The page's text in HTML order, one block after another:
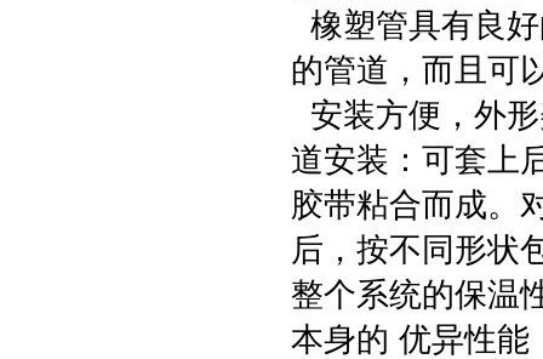
橡塑管具有良
的管道，而且可
安装方便，外
道安装：可套上
胶带粘合而成。
后，按不同形状
整个系统的保温
本身的 优异性能